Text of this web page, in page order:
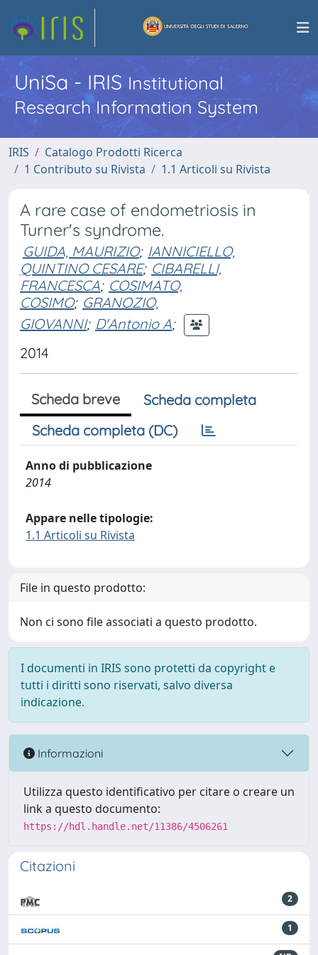
UniSa - IRISInstitutional
Research Information System
IRIS
Catalogo Prodotti Ricerca
1 Contributo su Rivista
1.1 Articoli su Rivista
A rare case of endometriosis in
Turner's syndrome.
GUIDA, MAURIZIO; IANNICIELLO,
QUINTINO CESARE; CIBARELLI,
FRANCESCA; COSIMATO,
COSIMO; GRANOZIO,
GIOVANNI; D'Antonio A;
2014
Scheda breve
Scheda completa
Scheda completa (DC)
Anno di pubblicazione
2014
Appare nelle tipologie:
1.1 Articoli su Rivista
File in questo prodotto:
Non ci sono file associati a questo prodotto.
I documenti in IRIS sono protetti da copyright e
tutti i diritti sono riservati, salvo diversa
indicazione.
Informazioni
Utilizza questo identificativo per citare o creare un
link a questo documento:
https://hdl.handle.net/11386/4506261
Citazioni
2
1